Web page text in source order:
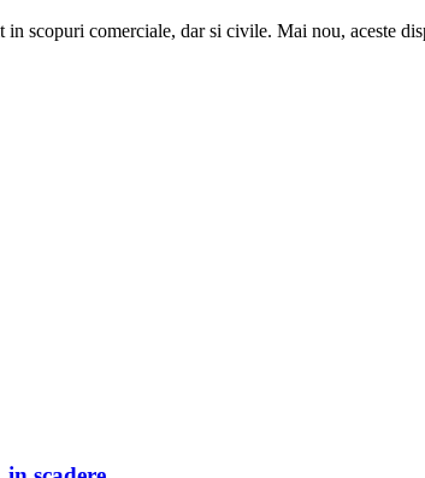
scopuri comerciale, dar si civile. Mai nou, aceste